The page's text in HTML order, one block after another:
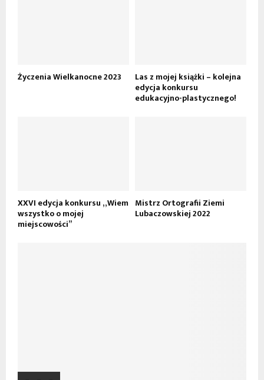
Życzenia Wielkanocne 2023 Las z mojej książki – kolejna
edycja konkursu
edukacyjno-plastycznego!
XXVI edycja konkursu „Wiem
wszystko o mojej
miejscowości”
Mistrz Ortografii Ziemi
Lubaczowskiej 2022